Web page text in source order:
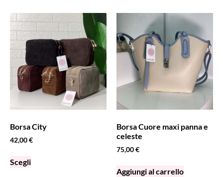
Borsa City
42,00€
Scegli
Borsa Cuore maxi panna e
celeste
75,00€
Aggiungi al carrello